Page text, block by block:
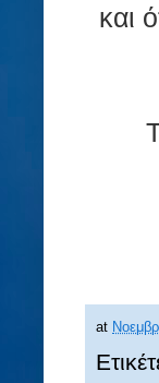
και
at